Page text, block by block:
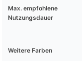
Max. empfohlene
Nutzungsdauer
Weitere Farben